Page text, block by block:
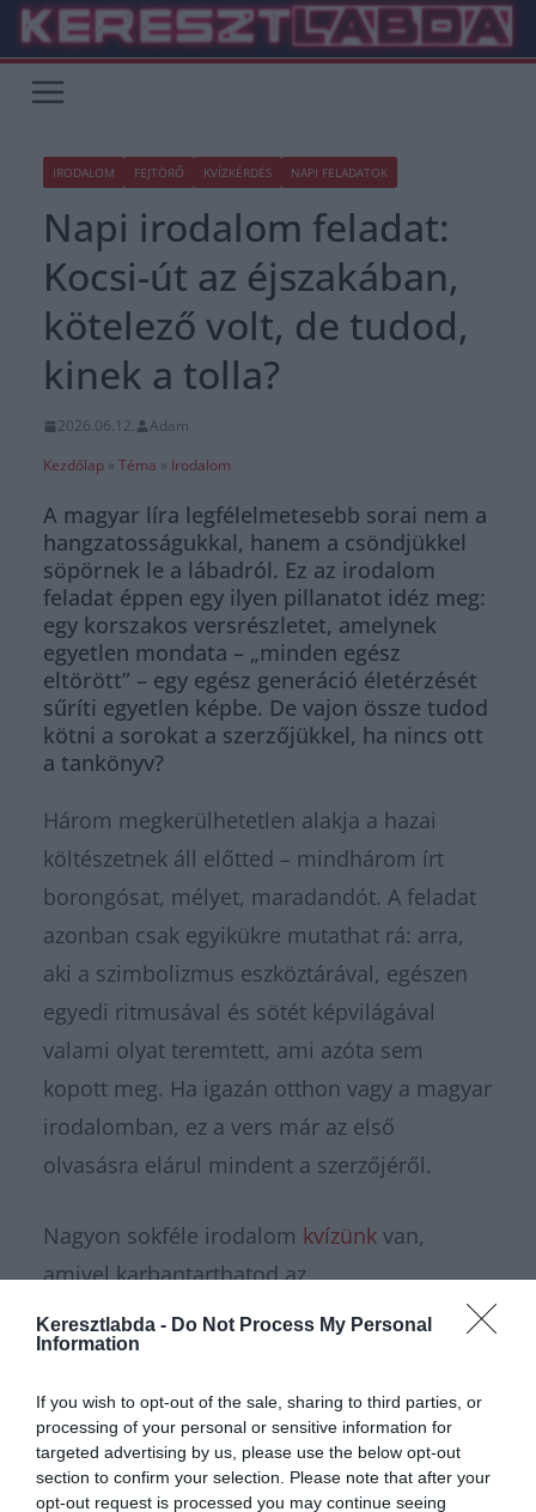
Keresztlabda - Do Not Process My Personal
Information
If you wish to opt-out of the sale, sharing to third parties, or
processing of your personal or sensitive information for
targeted advertising by us, please use the below opt-out
section to confirm your selection. Please note that after your
opt-out request is processed you may continue seeing
Skip
content
IRODALOM FEJTÖRŐ KVÍZKÉRDÉS NAPI FELADATOK
Napi irodalom feladat:
Kocsi-út az éjszakában,
kötelező volt, de tudod,
kinek a tolla?
2026.06.12.
Adam
Kezdőlap » Téma » Irodalom
A magyar líra legfélelmetesebb sorai nem a
hangzatosságukkal, hanem a csöndjükkel
söpörnek le a lábadról. Ez az irodalom
feladat éppen egy ilyen pillanatot idéz meg:
egy korszakos versrészletet, amelynek
egyetlen mondata – „minden egész
eltörött” – egy egész generáció életérzését
sűríti egyetlen képbe. De vajon össze tudod
kötni a sorokat a szerzőjükkel, ha nincs ott
a tankönyv?
Három megkerülhetetlen alakja a hazai
költészetnek áll előtted – mindhárom írt
borongósat, mélyet, maradandót. A feladat
azonban csak egyikükre mutathat rá: arra,
aki a szimbolizmus eszköztárával, egészen
egyedi ritmusával és sötét képvilágával
valami olyat teremtett, ami azóta sem
kopott meg. Ha igazán otthon vagy a magyar
irodalomban, ez a vers már az első
olvasásra elárul mindent a szerzőjéről.
Nagyon sokféle irodalom kvízünk van,
amivel karbantarthatod az
agytekervényeidet, csak nézz körül nálunk
éstovábbi érdekes napi játékokat találhatsz.